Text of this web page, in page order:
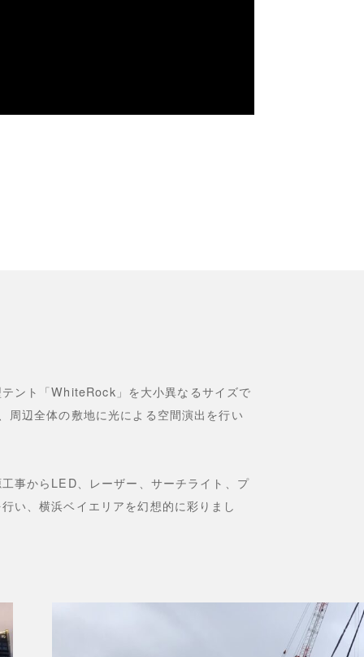
ント「WhiteRock」を大小異なるサイズで
周辺全体の敷地に光による空間演出を行い
事からLED、レーザー、サーチライト、プ
い、横浜ベイエリアを幻想的に彩りまし